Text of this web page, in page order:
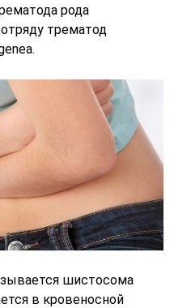
рода
трематод
шистосома
в кровеносной